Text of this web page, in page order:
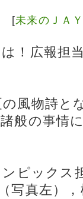
[未来のＪＡ
！広報担
風物詩と
般の事情
ピックス
写真左）